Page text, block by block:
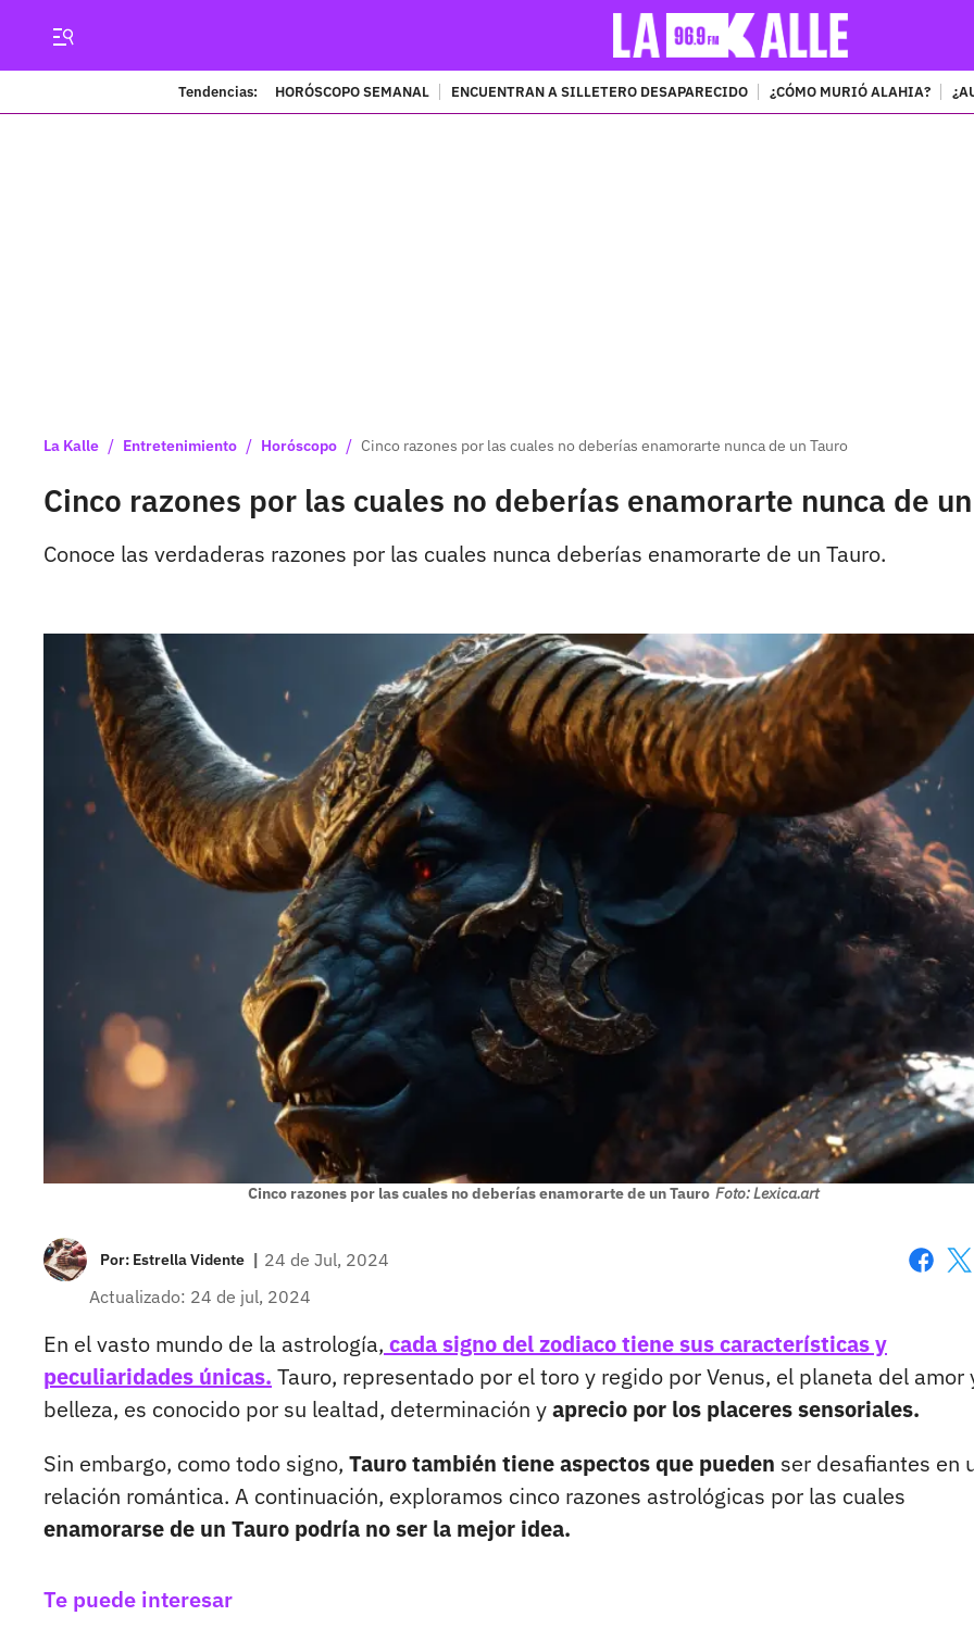
Tendencias: HORÓSCOPO SEMANAL ENCUENTRAN A SILLETERO DESAPARECIDO ¿CÓMO MURIÓ ALAHIA?
La Kalle / Entretenimiento / Horóscopo / Cinco razones por las cuales no deberías enamorarte nunca de un Tauro
Cinco razones por las cuales no deberías enamorarte nunca de
Conoce las verdaderas razones por las cuales nunca deberías enamorarte de un Tauro.
Cinco razones por las cuales no deberías enamorarte de un Tauro Foto: Lexica.art
Por: Estrella Vidente | 24 de Jul, 2024
Actualizado: 24 de jul, 2024
En el vasto mundo de la astrología, cada signo del zodiaco tiene sus características y
peculiaridades únicas. Tauro, representado por el toro y regido por Venus, el planeta del amor
belleza, es conocido por su lealtad, determinación yaprecio por los placeres sensoriales.
Sin embargo, como todo signo, Tauro también tiene aspectos que pueden ser desafiantes en
relación romántica. A continuación, exploramos cinco razones astrológicas por las cuales
enamorarse de un Tauro podría no ser la mejor idea.
Te puede interesar